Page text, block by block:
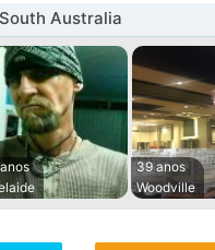
Australia
39 anos
Woodville